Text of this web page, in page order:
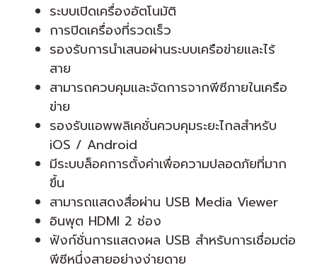
ระบบเปิดเครื่องอัตโนมัติ
การปิดเครื่องที่รวดเร็ว
รองรับการนำเสนอผ่านระบบเครือข่ายและไร้
สาย
สามารถควบคุมและจัดการจากพีซีภายในเครือ
ข่าย
รองรับแอพพลิเคชั่นควบคุมระยะไกลสำหรับ
iOS / Android
มีระบบล็อคการตั้งค่าเพื่อความปลอดภัยที่มาก
ขึ้น
สามารถแสดงสื่อผ่าน USB Media Viewer
อินพุต HDMI 2 ช่อง
ฟังก์ชั่นการแสดงผล USB สำหรับการเชื่อมต่อ
พีซีหนึ่งสายอย่างง่ายดาย